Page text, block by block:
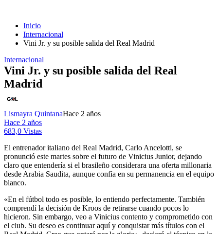
Inicio
Internacional
Vini Jr. y su posible salida del Real Madrid
Internacional
Vini Jr. y su posible salida del Real
Madrid
Lismayra QuintanaHace 2 años
Hace 2 años
683,0 Vistas
El entrenador italiano del Real Madrid, Carlo Ancelotti, se
pronunció este martes sobre el futuro de Vinicius Junior, dejando
claro que entendería si el brasileño considerara una oferta millonaria
desde Arabia Saudita, aunque confía en su permanencia en el equipo
blanco.
«En el fútbol todo es posible, lo entiendo perfectamente. También
comprendí la decisión de Kroos de retirarse cuando pocos lo
hicieron. Sin embargo, veo a Vinicius contento y comprometido con
el club. Su deseo es continuar aquí y conquistar más títulos con el